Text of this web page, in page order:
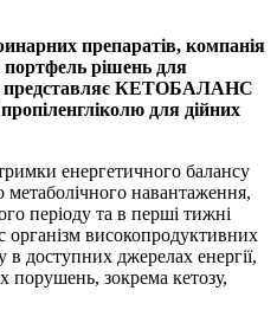
препаратів, компанія
рішень для
представляє КЕТОБАЛАНС
для дійних
енергетичного балансу
навантаження,
періоду та в перші тижні
організм високопродуктивних
доступних джерелах енергії,
порушень, зокрема кетозу,